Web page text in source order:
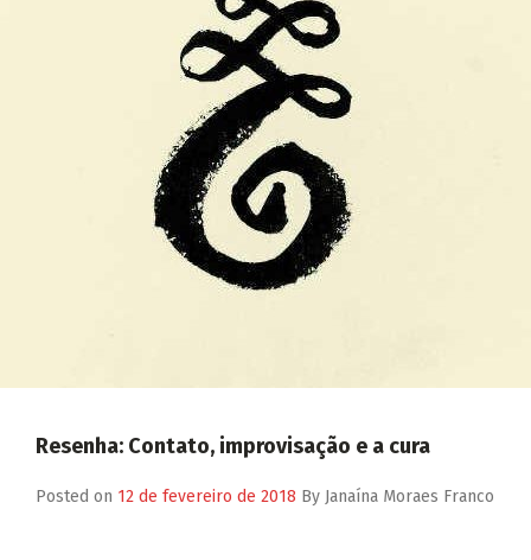
Resenha: Contato, improvisação e a cura
Posted on 12 de fevereiro de 2018 By Janaína Moraes Franco